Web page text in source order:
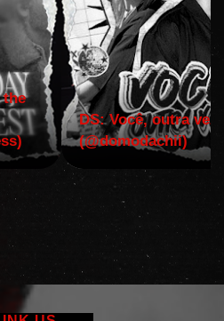
the
DS: Você, outra vez!
(@domodachii)